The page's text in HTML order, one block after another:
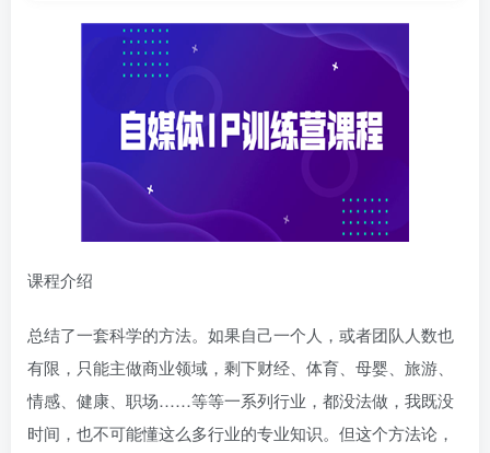
课程介绍
总结了一套科学的方法。如果自己一个人，或者团队人数也
有限，只能主做商业领域，剩下财经、体育、母婴、旅游、
情感、健康、职场……等等一系列行业，都没法做，我既没
时间，也不可能懂这么多行业的专业知识。但这个方法论，